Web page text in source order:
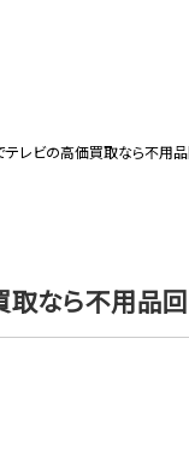
テレビの高価買取なら不用
取なら不用品